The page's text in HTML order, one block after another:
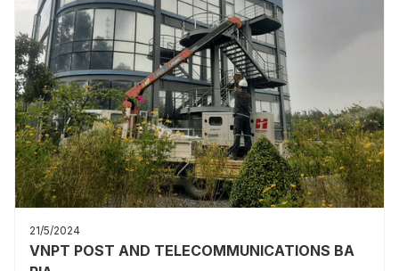
21/5/2024
VNPT POST AND TELECOMMUNICATIONS BA